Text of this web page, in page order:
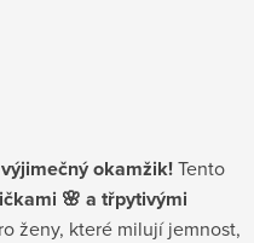
okamžik!Tento
🌸 a třpytivými
ženy, které milují jemnost,